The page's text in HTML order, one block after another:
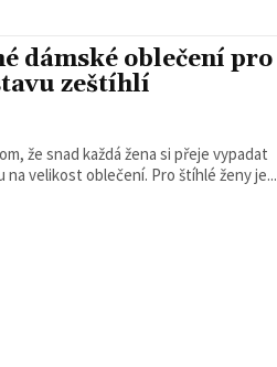
dámské oblečení pro
zeštíhlí
že snad každá žena si přeje vypadat
velikost oblečení. Pro štíhlé ženy je...